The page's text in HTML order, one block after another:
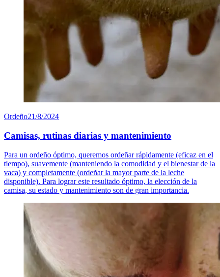
Ordeño21/8/2024
Camisas, rutinas diarias y mantenimiento
Para un ordeño óptimo, queremos ordeñar rápidamente (eficaz en el
tiempo), suavemente (manteniendo la comodidad y el bienestar de la
vaca) y completamente (ordeñar la mayor parte de la leche
disponible). Para lograr este resultado óptimo, la elección de la
camisa, su estado y mantenimiento son de gran importancia.